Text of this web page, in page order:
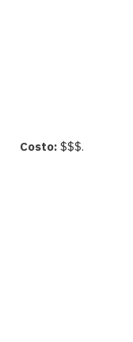
Costo: $$$.